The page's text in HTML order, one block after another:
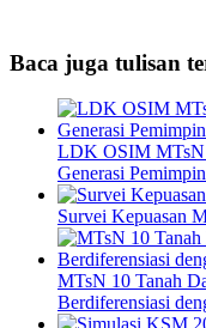
Baca juga tulisan
LDK OSIM MTsN
Generasi
Survei Kepuasan
MTsN 10 Tanah
Berdiferensiasi